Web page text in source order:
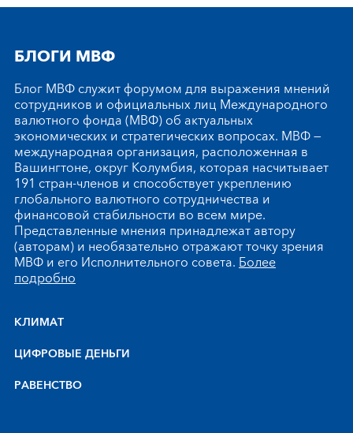
БЛОГИ МВФ
Блог МВФ служит форумом для выражения мнений
сотрудников и официальных лиц Международного
валютного фонда (МВФ) об актуальных
экономических и стратегических вопросах. МВФ —
международная организация, расположенная в
Вашингтоне, округ Колумбия, которая насчитывает
191 стран-членов и способствует укреплению
глобального валютного сотрудничества и
финансовой стабильности во всем мире.
Представленные мнения принадлежат автору
(авторам) и необязательно отражают точку зрения
МВФ и его Исполнительного совета.Более
подробно
КЛИМАТ
ЦИФРОВЫЕ ДЕНЬГИ
РАВЕНСТВО